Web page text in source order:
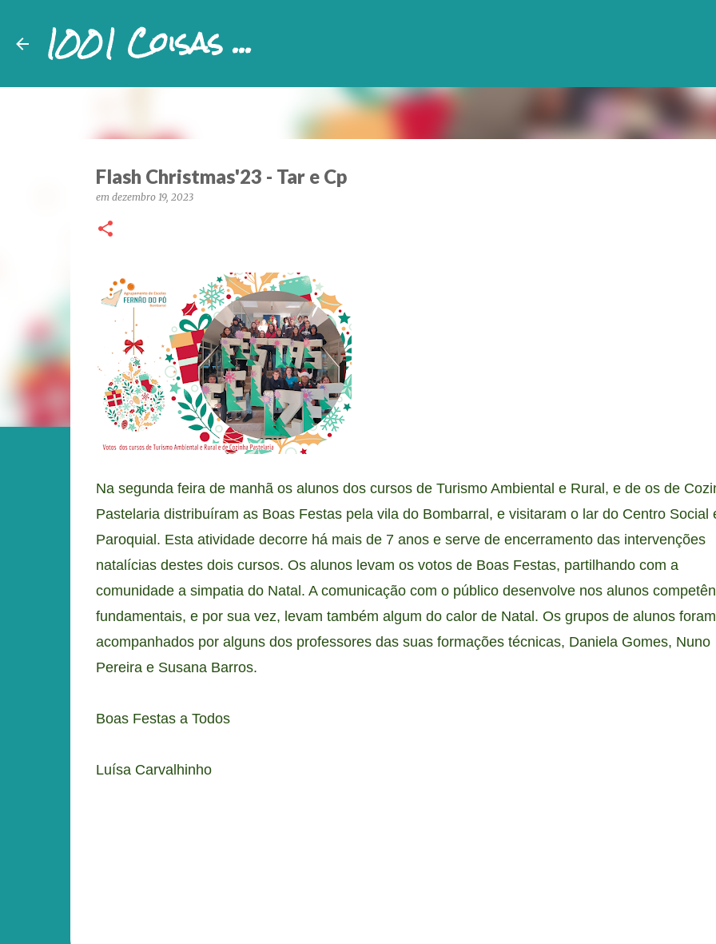
1001 Coisas ...
Flash Christmas'23 - Tar e Cp
em dezembro 19, 2023
Na segunda feira de manhã os alunos dos cursos de Turismo Ambiental e Rural, e de os de
Pastelaria distribuíram as Boas Festas pela vila do Bombarral, e visitaram o lar do Centro Social
Paroquial. Esta atividade decorre há mais de 7 anos e serve de encerramento das intervenções
natalícias destes dois cursos. Os alunos levam os votos de Boas Festas, partilhando com a
comunidade a simpatia do Natal. A comunicação com o público desenvolve nos alunos
fundamentais, e por sua vez, levam também algum do calor de Natal. Os grupos de alunos foram
acompanhados por alguns dos professores das suas formações técnicas, Daniela Gomes, Nuno
Pereira e Susana Barros.
Boas Festas a Todos
Luísa Carvalhinho